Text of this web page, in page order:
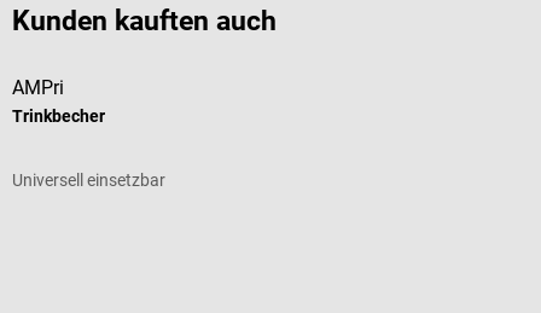
Kunden kauften auch
AMPri
Trinkbecher
Universell einsetzbar